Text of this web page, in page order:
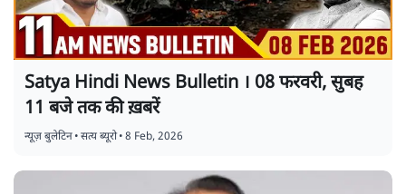
Satya Hindi News Bulletin । 08 फरवरी, सुबह
11 बजे तक की ख़बरें
न्यूज़ बुलेटिन•सत्य ब्यूरो•8 Feb, 2026